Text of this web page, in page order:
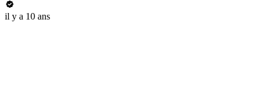
il y a 10 ans